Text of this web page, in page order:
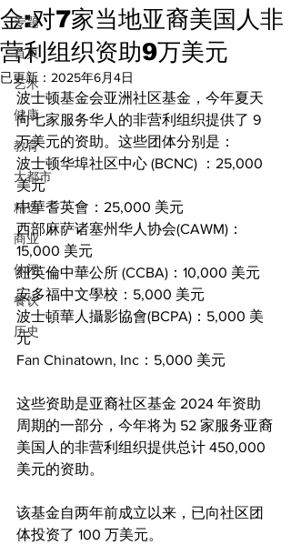
专题
首页
艺术
健康
教育
大都市
精选
商业
休闲
餐饮
历史
金:对7家当地亚裔美国人非
营利组织资助9万美元
已更新： 2025年6月4日
波士顿基金会亚洲社区基金，今年夏天
向七家服务华人的非营利组织提供了 9
万美元的资助。这些团体分别是：
波士顿华埠社区中心 (BCNC) ：25,000
美元
中華耆英會：25,000 美元
西部麻萨诸塞州华人协会(CAWM)：
15,000 美元
紐英倫中華公所 (CCBA)：10,000 美元
安多福中文學校：5,000 美元
波士頓華人攝影協會(BCPA)：5,000 美
元
Fan Chinatown, Inc：5,000 美元
这些资助是亚裔社区基金 2024 年资助
周期的一部分，今年将为 52 家服务亚裔
美国人的非营利组织提供总计 450,000
美元的资助。
该基金自两年前成立以来，已向社区团
体投资了 100 万美元。